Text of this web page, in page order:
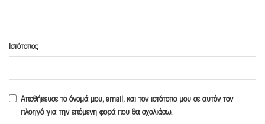
Ιστότοπος
Αποθήκευσε το όνομά μου, email, και τον ιστότοπο μου σε αυτόν τον
πλοηγό για την επόμενη φορά που θα σχολιάσω.